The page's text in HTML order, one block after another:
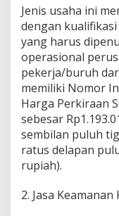
g
r
a
n
2
0
2
6
Jenis usaha ini
dengan
yang harus
operasional
pekerja/buruh
memiliki Nomor
Harga Perkiraan
sebesar
sembilan puluh
ratus delapan
rupiah).
2. Jasa